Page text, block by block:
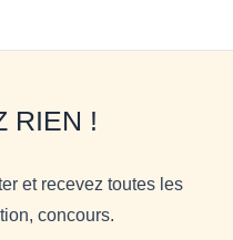
RIEN !
et recevez toutes les
concours.